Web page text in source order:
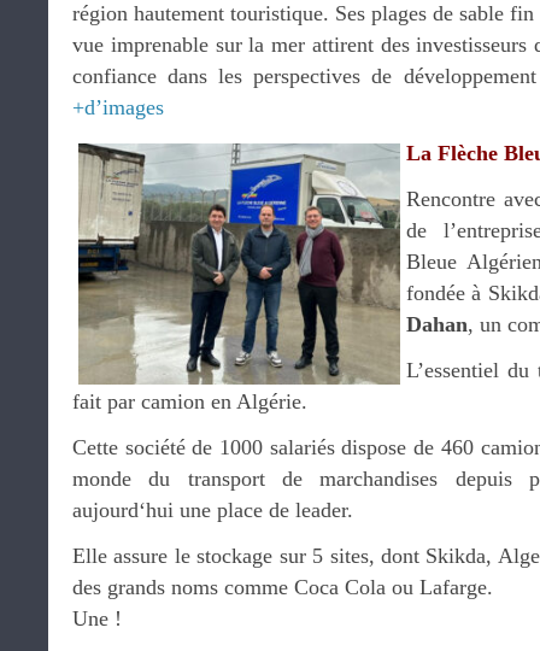
région hautement touristique. Ses plages de sable
vue imprenable sur la mer attirent des
confiance dans les perspectives de
+d’images
La Flèche
Rencontre
de
Bleue
fondée à
Dahan, un
L’essentiel du
fait par camion en Algérie.
Cette société de 1000 salariés dispose de 460
monde du transport de marchandises depuis
aujourd‘hui une place de leader.
Elle assure le stockage sur 5 sites, dont Skikda,
des grands noms comme Coca Cola ou Lafarge.
Une !